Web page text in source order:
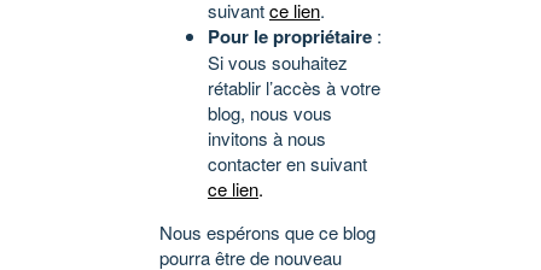
suivantce lien.
Pour le propriétaire :
Si vous souhaitez
rétablir l’accès à votre
blog, nous vous
invitons à nous
contacter en suivant
ce lien.
Nous espérons que ce blog
pourra être de nouveau